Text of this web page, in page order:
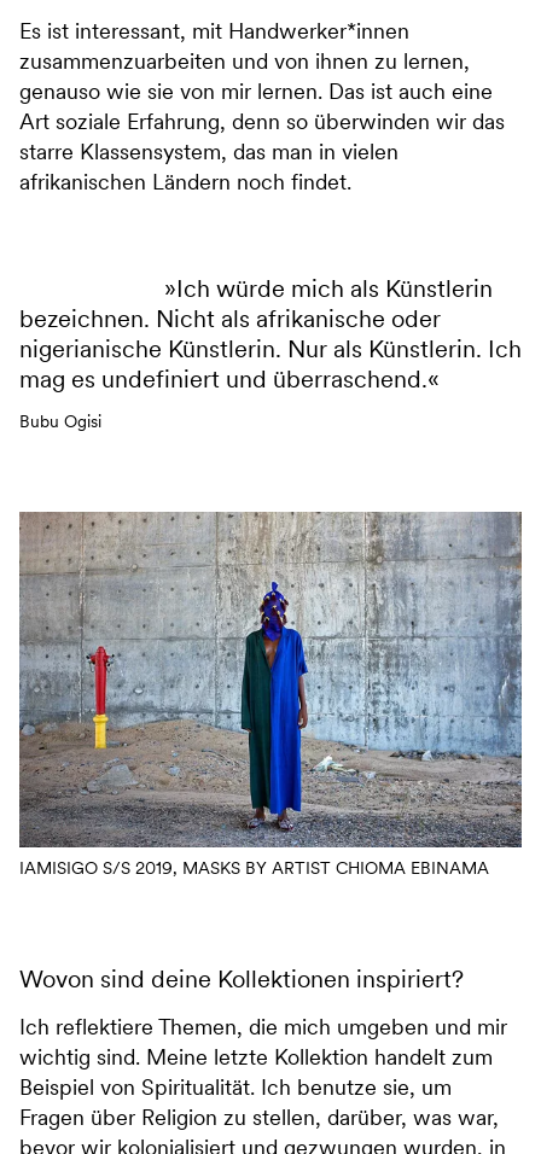
Es ist interessant, mit Handwerker*innen
zusammenzuarbeiten und von ihnen zu lernen,
genauso wie sie von mir lernen. Das ist auch eine
Art soziale Erfahrung, denn so überwinden wir das
starre Klassensystem, das man in vielen
afrikanischen Ländern noch findet.
Ich würde mich als Künstlerin
bezeichnen. Nicht als afrikanische oder
nigerianische Künstlerin. Nur als Künstlerin. Ich
mag es undefiniert und überraschend.
Bubu Ogisi
IAMISIGO S/S 2019, MASKS BY ARTIST CHIOMA EBINAMA
Wovon sind deine Kollektionen inspiriert?
Ich reflektiere Themen, die mich umgeben und mir
wichtig sind. Meine letzte Kollektion handelt zum
Beispiel von Spiritualität. Ich benutze sie, um
Fragen über Religion zu stellen, darüber, was war,
bevor wir kolonialisiert und gezwungen wurden, in